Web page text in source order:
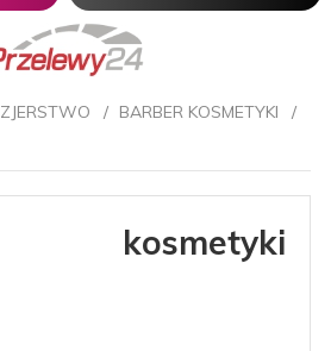
BARBER KOSMETYKI
kosmetyki